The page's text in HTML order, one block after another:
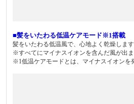
■髪をいたわる低温ケアモード※1搭載
髪をいたわる低温風で、心地よく乾燥します
※すべてにマイナスイオンを含んだ風が出ま
※1低温ケアモードとは、マイナスイオンを